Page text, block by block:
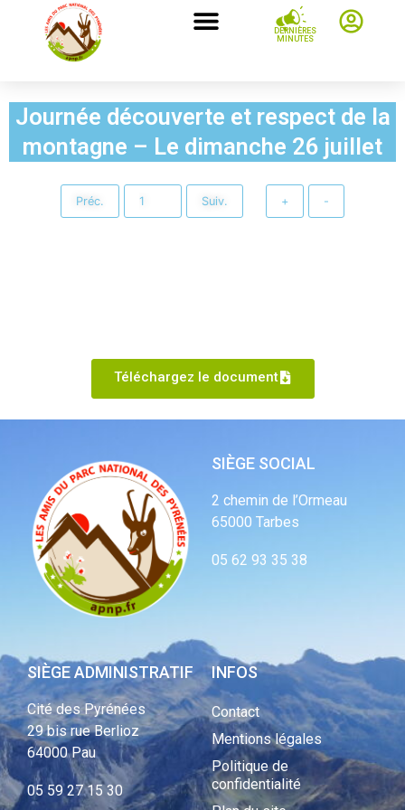
DERNIÈRES
MINUTES
Journée découverte et respect de la
montagne – Le dimanche 26 juillet
Préc. Suiv. + -
Téléchargez le document
SIÈGE SOCIAL
2 chemin de l’Ormeau
65000 Tarbes
05 62 93 35 38
SIÈGE ADMINISTRATIF
Cité des Pyrénées
29 bis rue Berlioz
64000 Pau
05 59 27 15 30
INFOS
Contact
Mentions légales
Politique de
confidentialité